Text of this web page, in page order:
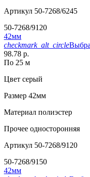
Артикул 50-7268/6245
50-7268/9120
42мм
checkmark_alt_circle
98.78 р.
По 25 м
Цвет серый
Размер 42мм
Материал полиэстер
Прочее односторонняя
Артикул 50-7268/9120
50-7268/9150
42мм